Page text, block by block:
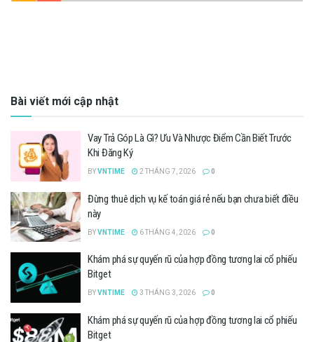
Bài viết mới cập nhật
Vay Trả Góp Là Gì? Ưu Và Nhược Điểm Cần Biết Trước
Khi Đăng Ký
BYVNTIME 2 THÁNG 7, 2026 0
Đừng thuê dịch vụ kế toán giá rẻ nếu bạn chưa biết điều
này
BYVNTIME 6 THÁNG 4, 2026 0
Khám phá sự quyến rũ của hợp đồng tương lai cổ phiếu
Bitget
BYVNTIME 3 THÁNG 3, 2026 0
Khám phá sự quyến rũ của hợp đồng tương lai cổ phiếu
Bitget